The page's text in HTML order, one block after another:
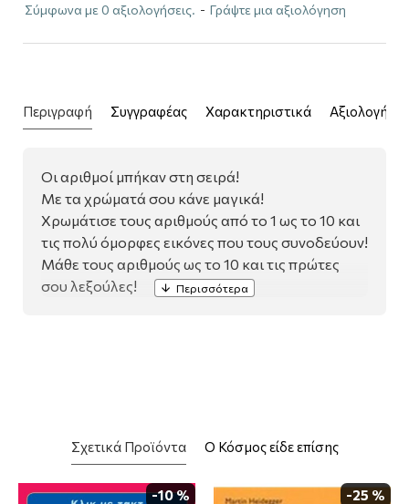
Σύμφωνα με 0 αξιολογήσεις. - Γράψτε μια αξιολόγηση
Περιγραφή Συγγραφέας Χαρακτηριστικά
Οι αριθμοί μπήκαν στη σειρά!
Με τα χρώματά σου κάνε μαγικά!
Χρωμάτισε τους αριθμούς από το 1 ως το 10 και
τις πολύ όμορφες εικόνες που τους συνοδεύουν!
Μάθε τους αριθμούς ως το 10 και τις πρώτες
σου λεξούλες!
Σχετικά Προϊόντα Ο Κόσμος είδε επίσης
-10 % -25 %